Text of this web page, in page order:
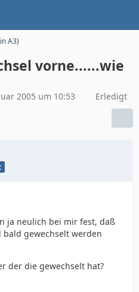
A3)
vorne......wie
2005 um 10:53 Erledigt
ja neulich bei mir fest, daß
gewechselt werden
der die gewechselt hat?